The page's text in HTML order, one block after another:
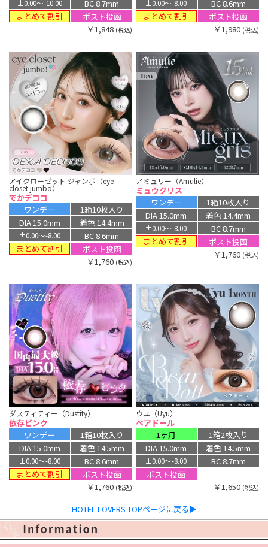
±0.00〜-10.00
BC 8.7mm
まとめて割引
ポスト投函
￥1,848 (税込)
±0.00〜-8.00
BC 8.6mm
まとめて割引
ポスト投函
￥1,980 (税込)
アイクローゼット ジャンボ（eye
closet jumbo）
でかデココ
ワンデー
1箱10枚入り
DIA 15.0mm
着色 14.4mm
±0.00〜-8.00
BC 8.6mm
まとめて割引
ポスト投函
￥1,760 (税込)
アミュリー（Amulie）
ミュウグリス
ワンデー
1箱10枚入り
DIA 15.0mm
着色 14.4mm
±0.00〜-8.00
BC 8.7mm
まとめて割引
ポスト投函
￥1,760 (税込)
ダスティティー（Dustity）
依存ピンク
ワンデー
1箱10枚入り
DIA 15.0mm
着色 14.5mm
±0.00〜-8.00
BC 8.6mm
まとめて割引
ポスト投函
￥1,760 (税込)
ウユ（Uyu）
ベアドール
1ヶ月
1箱2枚入り
DIA 15.0mm
着色 14.5mm
±0.00〜-8.00
BC 8.7mm
ポスト投函
￥1,650 (税込)
HOTEL LOVERS TOPページに戻る▶